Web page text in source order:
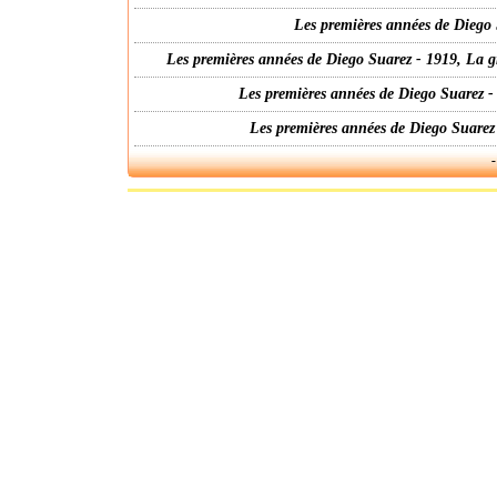
Les premières années de
Les premières années de Diego Suarez - 1919,
Les premières années de Diego
Les premières années de Diego